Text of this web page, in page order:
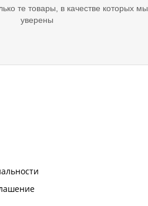
те товары, в качестве которых мы
уверены